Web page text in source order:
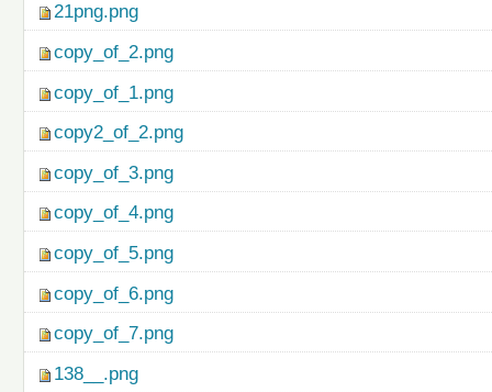
21png.png
copy_of_2.png
copy_of_1.png
copy2_of_2.png
copy_of_3.png
copy_of_4.png
copy_of_5.png
copy_of_6.png
copy_of_7.png
138__.png